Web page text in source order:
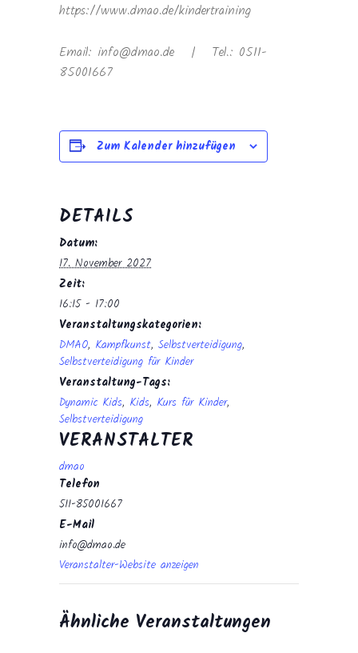
https://www.dmao.de/kindertraining
Email: info@dmao.de | Tel.: 0511-
85001667
Zum Kalender hinzufügen
DETAILS
Datum:
17. November 2027
Zeit:
16:15 - 17:00
Veranstaltungskategorien:
DMAO, Kampfkunst, Selbstverteidigung,
Selbstverteidigung für Kinder
Veranstaltung-Tags:
Dynamic Kids, Kids, Kurs für Kinder,
Selbstverteidigung
VERANSTALTER
dmao
Telefon
511-85001667
E-Mail
info@dmao.de
Veranstalter-Website anzeigen
Ähnliche Veranstaltungen